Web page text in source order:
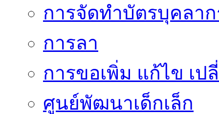
การจัดทำบัตรบุคลา
การลา
การขอเพิ่ม แก้ไข เ
ศูนย์พัฒนาเด็กเล็ก